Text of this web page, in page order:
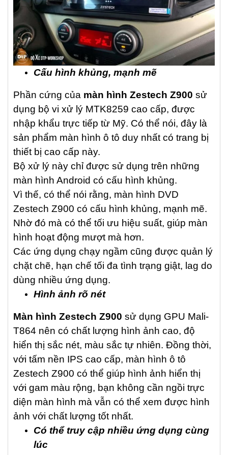
Cấu hình khủng, mạnh mẽ
Phần cứng của màn hình Zestech Z900 sử
dụng bộ vi xử lý MTK8259 cao cấp, được
nhập khẩu trực tiếp từ Mỹ. Có thể nói, đây là
sản phẩm màn hình ô tô duy nhất có trang bị
thiết bị cao cấp này.
Bộ xử lý này chỉ được sử dụng trên những
màn hình Android có cấu hình khủng.
Vì thế, có thể nói rằng, màn hình DVD
Zestech Z900 có cấu hình khủng, mạnh mẽ.
Nhờ đó mà có thể tối ưu hiệu suất, giúp màn
hình hoạt động mượt mà hơn.
Các ứng dụng chạy ngầm cũng được quản lý
chặt chẽ, hạn chế tối đa tình trạng giật, lag do
dùng nhiều ứng dụng.
Hình ảnh rõ nét
Màn hình Zestech Z900 sử dụng GPU Mali-
T864 nên có chất lượng hình ảnh cao, độ
hiển thị sắc nét, màu sắc tự nhiên. Đồng thời,
với tấm nền IPS cao cấp, màn hình ô tô
Zestech Z900 có thể giúp hình ảnh hiển thị
với gam màu rộng, bạn không cần ngồi trực
diện màn hình mà vẫn có thể xem được hình
ảnh với chất lượng tốt nhất.
Có thể truy cập nhiều ứng dụng cùng
lúc